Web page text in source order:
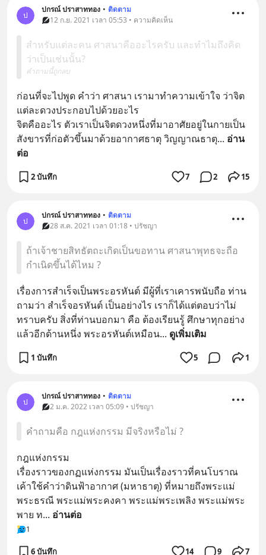
ป
ปกรณ์ ปราสาททอง • ติดตาม
12 ก.ย. 2021 เวลา 05:53 • ความคิดเห็น
สำหรับแต่ละคน ศาสนาคืออะไรครับ และทำไมถึงคิด
ว่าเป็นเช่นนั้น?
คำถามนี้ถูกลบ
ก่อนที่จะไปพูด คำว่า ศาสนา เรามาทำความเข้าใจ ว่าจิต
แต่ละดวงประกอบไปด้วยอะไร
จิตคืออะไร ตัวเราเป็นจิตดวงหนึ่งที่มาอาศัยอยู่ในกายเป็น
สังขารที่ก่อตัวขึ้นมาด้วยอากาศธาตุ วิญญาณธาตุ... อ่าน
ต่อ
2 บันทึก 7 2 15
ป
ปกรณ์ ปราสาททอง • ติดตาม
28 ส.ค. 2021 เวลา 01:18 • ปรัชญา
ถ้าเจ้าชายสิทธัตถะเกิดเป็นขอทาน ศาสนาพุทธจะถือ
กำเนิดขึ้นได้ไหม ?
เรื่องการสำเร็จเป็นพระอรหันต์ มีผู้ที่เราเคารพนับถือ ท่าน
ถามว่า สำเร็จอรหันต์ เป็นอย่างไร เราก็ได้แต่ตอบว่าไม่
ทราบครับ สิ่งที่ท่านบอกมา คือ ต้องเรียนรู้ ศึกษาทุกอย่าง
แล้วอีกด้านหนึ่ง พระอรหันต์เหมือน... ดูเพิ่มเติม
1 บันทึก 5 1
ป
ปกรณ์ ปราสาททอง • ติดตาม
2 ม.ค. 2022 เวลา 05:09 • ปรัชญา
คำถามคือ กฎแห่งกรรม มีจริงหรือไม่ ?
กฎแห่งกรรม
เรื่องราวของกฏแห่งกรรม มันเป็นเรื่องราวที่คนโบราณ
เค้าใช้คำว่าดินฟ้าอากาศ (มหาธาตุ) ที่หมายถึงพระแม่
พระธรณี พระแม่พระคงคา พระแม่พระเพลิง พระแม่พระ
พาย ท... อ่านต่อ
1
6 บันทึก 14 9 7